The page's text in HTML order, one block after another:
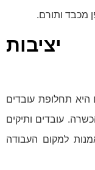
מכבד ותורם.
יציבות
היא תחלופת עובדים
עובדים ותיקים
למקום העבודה